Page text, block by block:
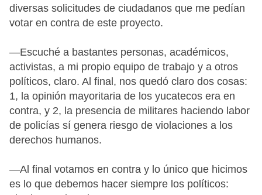
diversas solicitudes de ciudadanos que me pedían
votar en contra de este proyecto.
—Escuché a bastantes personas, académicos,
activistas, a mi propio equipo de trabajo y a otros
políticos, claro. Al final, nos quedó claro dos cosas:
1, la opinión mayoritaria de los yucatecos era en
contra, y 2, la presencia de militares haciendo labor
de policías sí genera riesgo de violaciones a los
derechos humanos.
—Al final votamos en contra y lo único que hicimos
es lo que debemos hacer siempre los políticos: